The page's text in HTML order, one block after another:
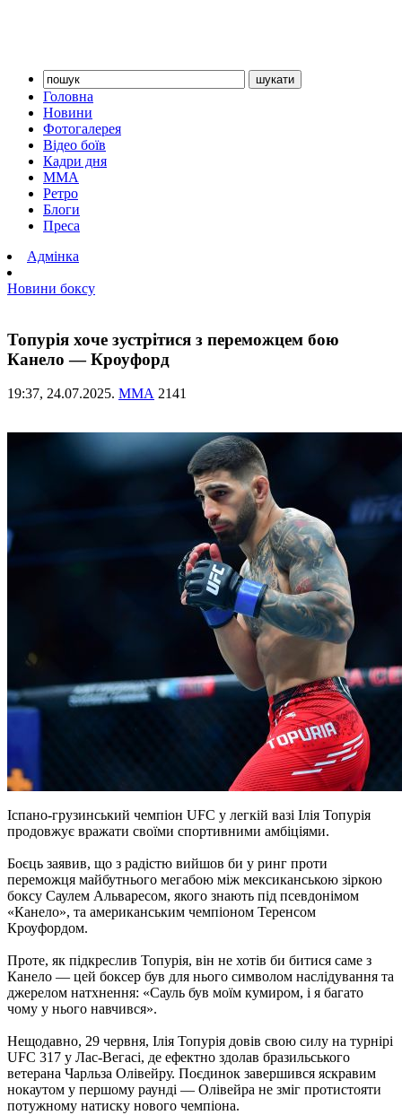
Головна
Новини
Фотогалерея
Відео боїв
Кадри дня
ММА
Ретро
Блоги
Преса
Адмінка
Новини боксу
Топурія хоче зустрітися з переможцем бою
Канело — Кроуфорд
19:37, 24.07.2025. ММА 2141
Іспано-грузинський чемпіон UFC у легкій вазі Ілія Топурія
продовжує вражати своїми спортивними амбіціями.
Боєць заявив, що з радістю вийшов би у ринг проти
переможця майбутнього мегабою між мексиканською зіркою
боксу Саулем Альваресом, якого знають під псевдонімом
«Канело», та американським чемпіоном Теренсом
Кроуфордом.
Проте, як підкреслив Топурія, він не хотів би битися саме з
Канело — цей боксер був для нього символом наслідування та
джерелом натхнення: «Сауль був моїм кумиром, і я багато
чому у нього навчився».
Нещодавно, 29 червня, Ілія Топурія довів свою силу на турнірі
UFC 317 у Лас-Вегасі, де ефектно здолав бразильського
ветерана Чарльза Олівейру. Поєдинок завершився яскравим
нокаутом у першому раунді — Олівейра не зміг протистояти
потужному натиску нового чемпіона.